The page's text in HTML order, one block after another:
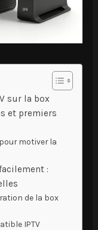
sur la box
et premiers
motiver la
:
de la box
IPTV